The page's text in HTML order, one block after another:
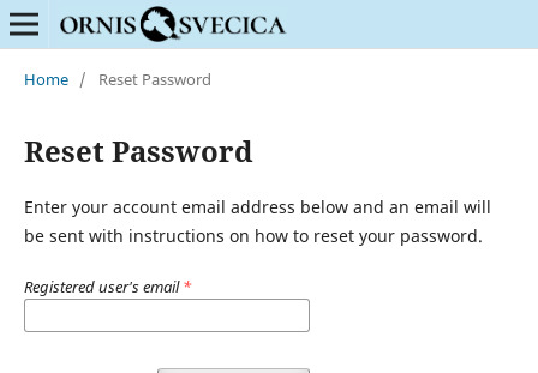
Home / Reset Password
Reset Password
Enter your account email address below and an email will
be sent with instructions on how to reset your password.
Registered user's email*